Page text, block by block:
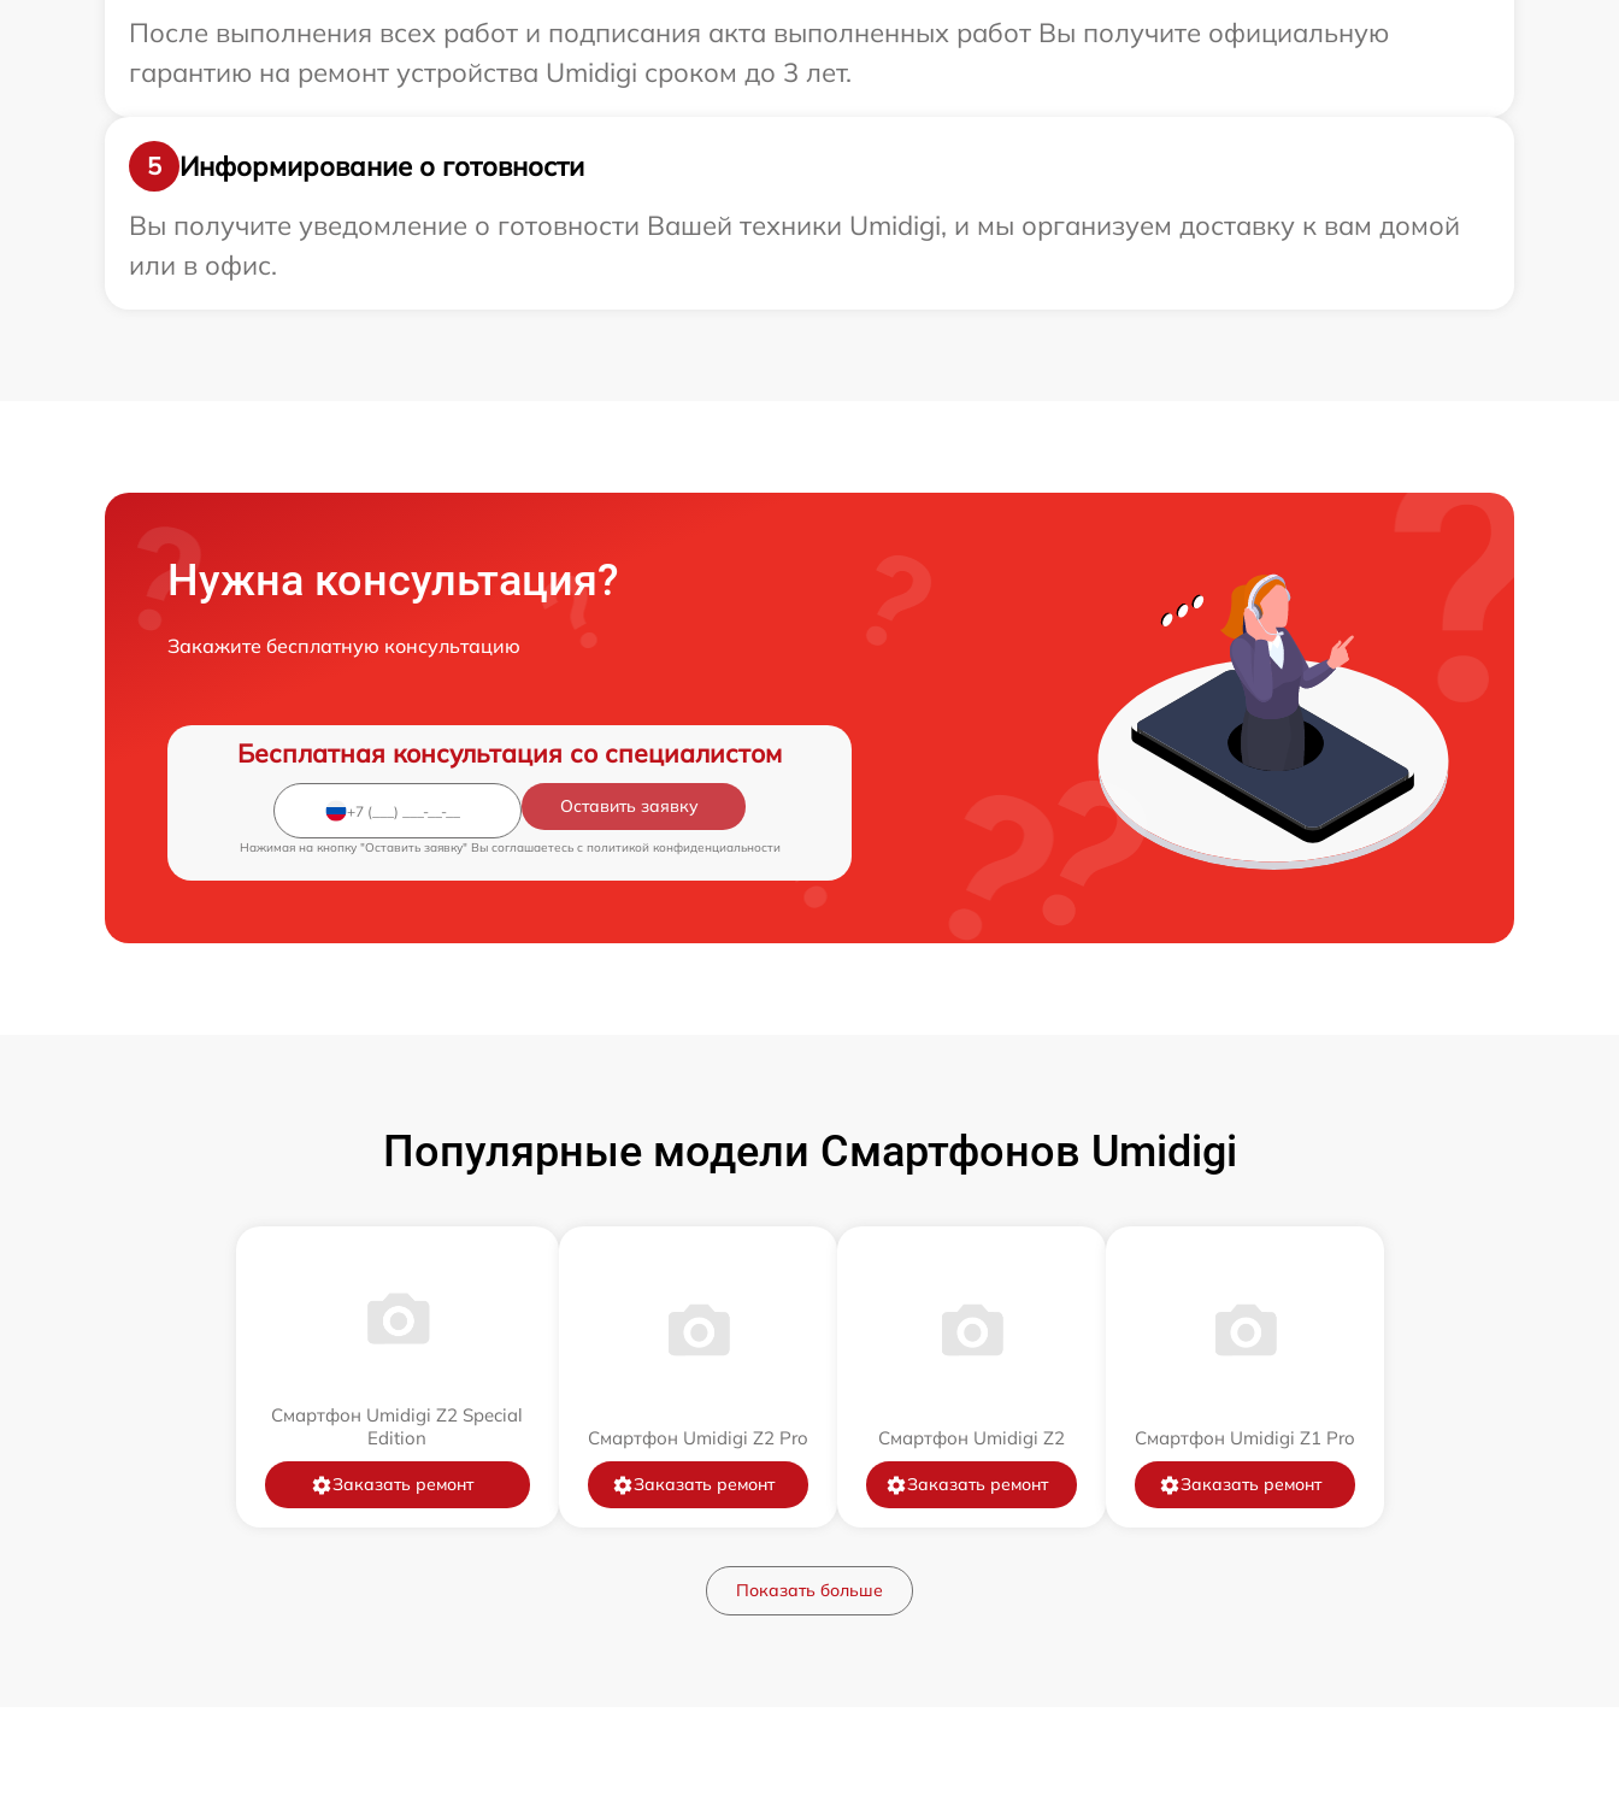
После выполнения всех работ и подписания акта выполненных работ Вы получите официальную
гарантию на ремонт устройства Umidigi сроком до 3 лет.
5
Информирование о готовности
Вы получите уведомление о готовности Вашей техники Umidigi, и мы организуем доставку к вам домой
или в офис.
Нужна консультация?
Закажите бесплатную консультацию
Бесплатная консультация со специалистом
Оставить заявку
Нажимая на кнопку "Оставить заявку" Вы соглашаетесь c политикой конфиденциальности
Популярные модели Смартфонов Umidigi
Смартфон Umidigi Z2 Special
Edition
Заказать ремонт
Смартфон Umidigi Z2 Pro
Заказать ремонт
Смартфон Umidigi Z2
Заказать ремонт
Смартфон Umidigi Z1 Pro
Заказать ремонт
Показать больше